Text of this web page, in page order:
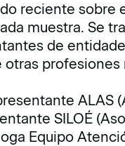
reciente sobre
muestra. Se
de
otras profesiones
ALAS
SILOÉ
Equipo